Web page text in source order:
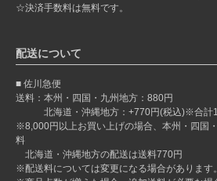
☆決済手数料は無料です。
配送について
佐川急便
送料：本州・四国・九州地方：880円
北海道・沖縄地方：+770円(税込)※合計
※8,000円以上お買い上げの場合、本州・四国
料
北海道・沖縄地方の配送は送料770円
※配送料については変更になる場合があります